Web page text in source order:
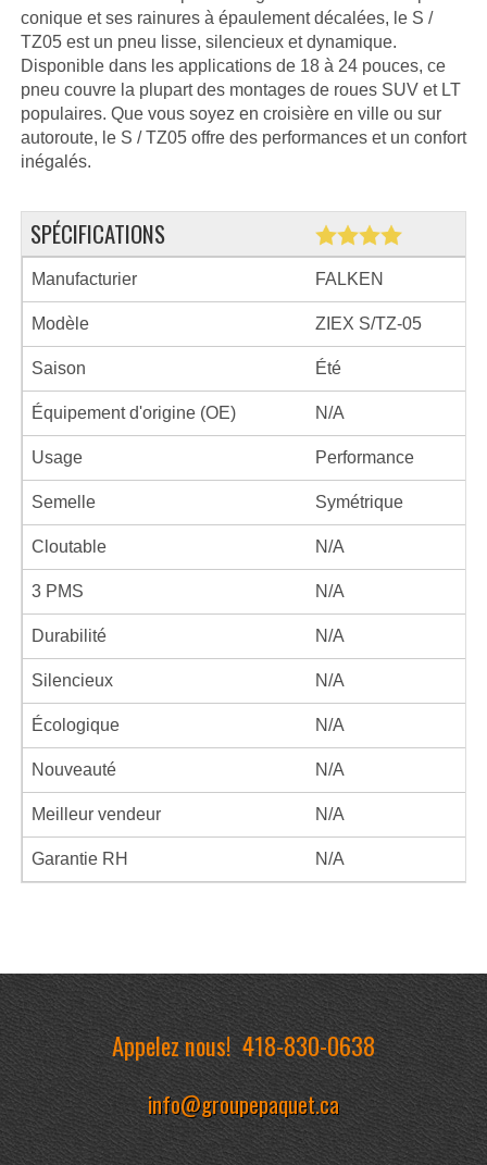
conique et ses rainures à épaulement décalées, le S /
TZ05 est un pneu lisse, silencieux et dynamique.
Disponible dans les applications de 18 à 24 pouces, ce
pneu couvre la plupart des montages de roues SUV et LT
populaires. Que vous soyez en croisière en ville ou sur
autoroute, le S / TZ05 offre des performances et un confort
inégalés.
SPÉCIFICATIONS
Manufacturier FALKEN
Modèle ZIEX S/TZ-05
Saison Été
Équipement d'origine (OE) N/A
Usage Performance
Semelle Symétrique
Cloutable N/A
3 PMS N/A
Durabilité N/A
Silencieux N/A
Écologique N/A
Nouveauté N/A
Meilleur vendeur N/A
Garantie RH N/A
Appelez nous!418-830-0638
info@groupepaquet.ca